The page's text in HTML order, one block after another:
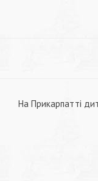
На Прикарпатті